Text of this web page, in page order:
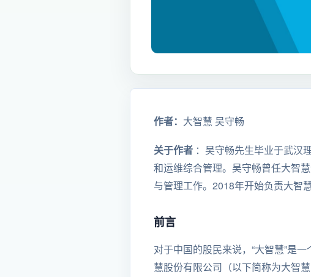
作者： 大智慧 吴守畅
关于作者 ：吴守畅先生毕业于武汉
和运维综合管理。吴守畅曾任大智
与管理工作。2018年开始负责大智
前言
对于中国的股民来说，“大智慧”是
慧股份有限公司（以下简称为大智